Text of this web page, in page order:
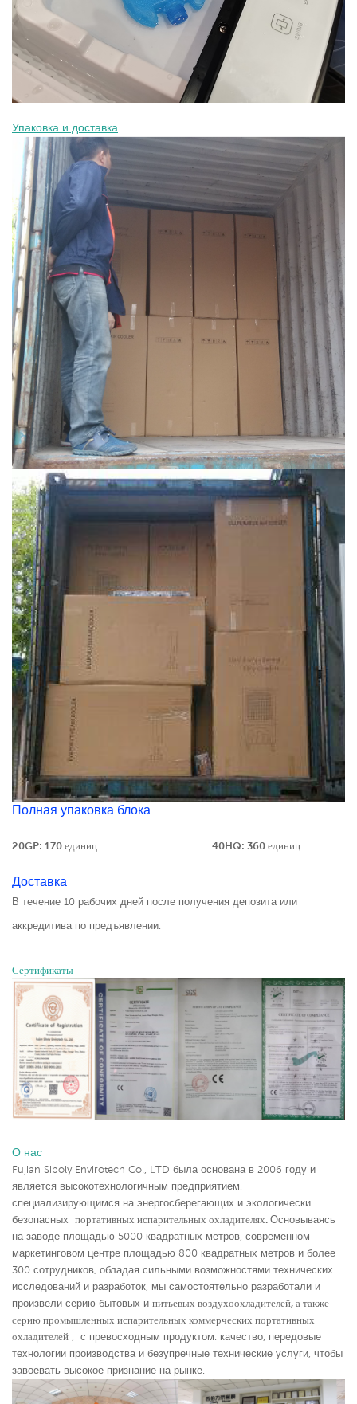
Упаковка и доставка
Полная упаковка блока
20GP: 170 единиц 40HQ: 360 единиц
Доставка
В течение 10 рабочих дней после получения депозита или
аккредитива по предъявлении.
Сертификаты
О нас
Fujian Siboly Envirotech Co., LTD была основана в 2006 году и
является высокотехнологичным предприятием,
специализирующимся на энергосберегающих и экологически
безопасных портативных испарительных охладителях. Основываясь
на заводе площадью 5000 квадратных метров, современном
маркетинговом центре площадью 800 квадратных метров и более
300 сотрудников, обладая сильными возможностями технических
исследований и разработок, мы самостоятельно разработали и
произвели серию бытовых и питьевых воздухоохладителей, а также
серию промышленных испарительных коммерческих портативных
охладителей
с превосходным продуктом. качество, передовые
технологии производства и безупречные технические услуги, чтобы
завоевать высокое признание на рынке.